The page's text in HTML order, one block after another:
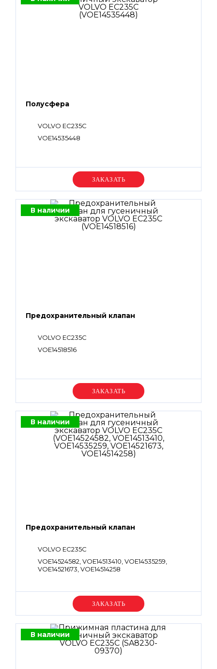
Полусфера
VOLVO EC235C
VOE14535448
Уточняйте цену
В наличии
Предохранительный клапан
VOLVO EC235C
VOE14518516
Уточняйте цену
В наличии
Предохранительный клапан
VOLVO EC235C
VOE14524582, VOE14513410, VOE14535259,
VOE14521673, VOE14514258
Уточняйте цену
В наличии